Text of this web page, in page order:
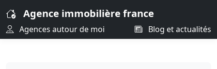
Agence immobilière france
Agences autour de moi Blog et actualités